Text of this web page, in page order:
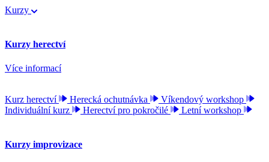
Kurzy
Kurzy herectví
Více informací
Kurz herectví Herecká ochutnávka
Víkendový workshop
Individuální kurz
Herectví pro pokročilé Letní workshop
Kurzy improvizace